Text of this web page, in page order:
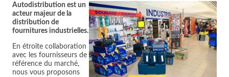
Autodistribution est un
acteur majeur de la
distribution de
fournitures industrielles.
En étroite collaboration
avec les fournisseurs de
référence du marché,
nous vous proposons